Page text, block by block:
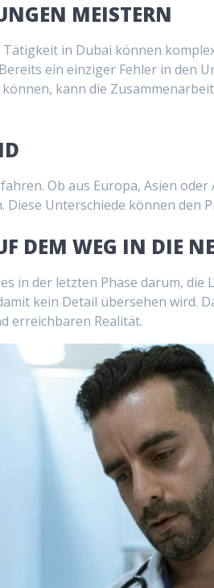
MEISTERN
in Dubai können
ein einziger Fehler in
kann die
Ob aus Europa, Asien
Unterschiede können
DEM WEG IN DIE
in der letzten Phase darum, die
kein Detail übersehen wird.
erreichbaren Realität.